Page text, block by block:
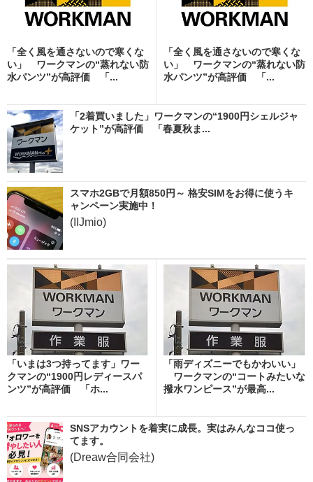
「全く風を通さないので寒くな
い」 ワークマンの“蒸れない防
水パンツ”が高評価 「...
「全く風を通さないので寒くな
い」 ワークマンの“蒸れない防
水パンツ”が高評価 「...
「2着買いました」ワークマンの“1900円シェルジャ
ケット”が高評価 「春夏秋ま...
スマホ2GBで月額850円～ 格安SIMをお得に使うキ
ャンペーン実施中！
(IIJmio)
「いまは3つ持ってます」ワー
クマンの“1900円レディースパ
ンツ”が高評価 「ホ...
「雨ディズニーでもかわいい」
ワークマンの“コートみたいな
撥水ワンピース”が最高...
SNSアカウントを着実に成長。実はみんなココ使っ
てます。
(Dreaw合同会社)